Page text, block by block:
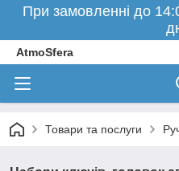
При замовленні до
AtmoSfera
Товари та послуги